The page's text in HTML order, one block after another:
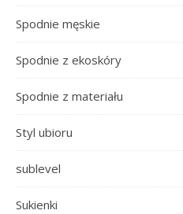
Spodnie męskie
Spodnie z ekoskóry
Spodnie z materiału
Styl ubioru
sublevel
Sukienki